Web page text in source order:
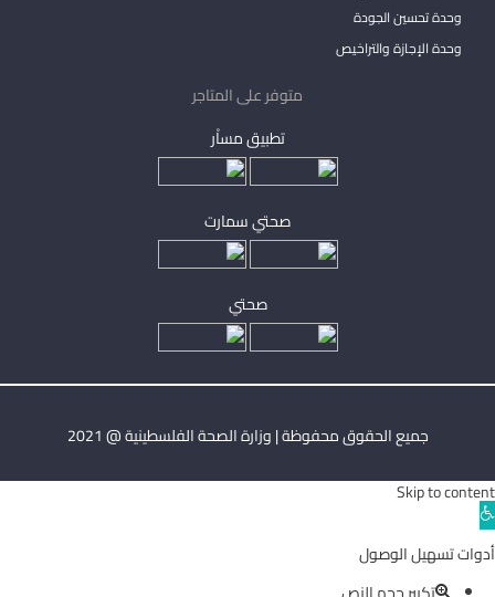
وحدة تحسين الجودة
وحدة الإجازة والتراخيص
متوفر على المتاجر
تطبيق مساْر
صحتي سمارت
صحتي
جميع الحقوق محفوظة | وزارة الصحة الفلسطينية @ 2021
Skip to content
Open
toolbar
أدوات تسهيل الوصول